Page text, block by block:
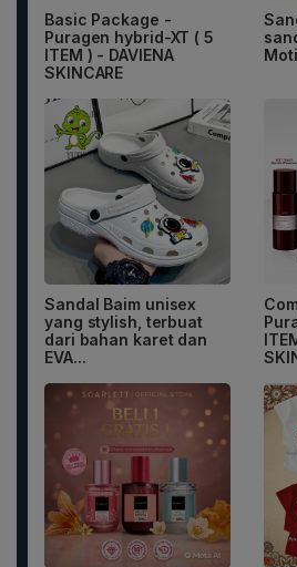
Basic Package -
Puragen hybrid-XT ( 5
ITEM ) - DAVIENA
SKINCARE
Sandal Baim unisex
yang stylish, terbuat
dari bahan karet dan
EVA...